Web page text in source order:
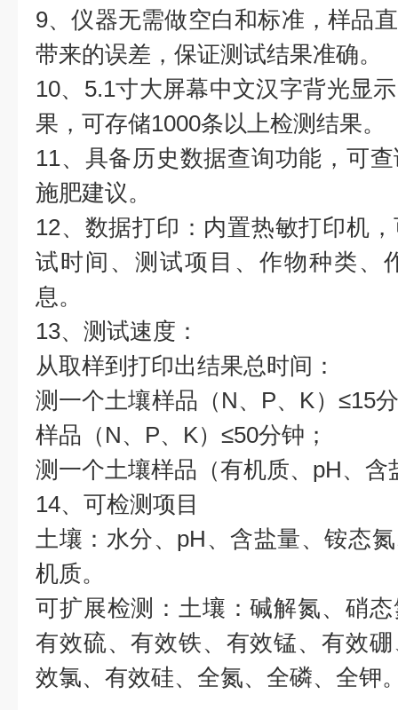
9、仪器无需做空白和标准，样品
带来的误差，保证测试结果准确。
10、5.1寸大屏幕中文汉字背光显
果，可存储1000条以上检测结果。
11、具备历史数据查询功能，可
施肥建议。
12、数据打印：内置热敏打印机
试时间、测试项目、作物种类、
息。
13、测试速度：
从取样到打印出结果总时间：
测一个土壤样品（N、P、K）≤15
样品（N、P、K）≤50分钟；
测一个土壤样品（有机质、pH、含
14、可检测项目
土壤：水分、pH、含盐量、铵态
机质。
可扩展检测：土壤：碱解氮、硝
有效硫、有效铁、有效锰、有效
效氯、有效硅、全氮、全磷、全钾